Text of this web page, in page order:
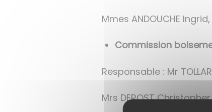
Mmes ANDOUCHE
Commission
Responsable : Mr
Mrs DEROST